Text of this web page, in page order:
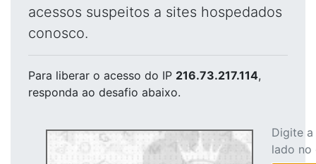
acessos suspeitos a sites hospedados
conosco.
Para liberar o acesso do IP 216.73.217.114,
responda ao desafio abaixo.
Digite
lado no